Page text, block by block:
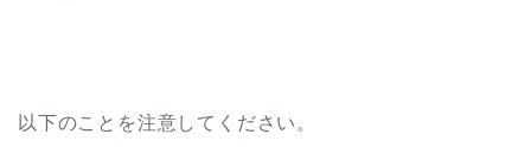
以下のことを注意してください。